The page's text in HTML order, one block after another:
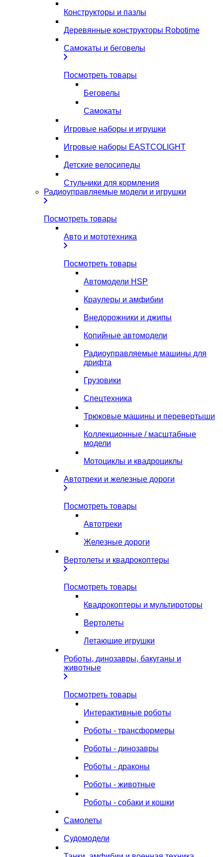
Конструкторы и пазлы
Деревянные конструкторы Robotime
Самокаты и беговелы
Посмотреть товары
Беговелы
Самокаты
Игровые наборы и игрушки
Игровые наборы EASTCOLIGHT
Детские велосипеды
Стульчики для кормления
Радиоуправляемые модели и игрушки
Посмотреть товары
Авто и мототехника
Посмотреть товары
Автомодели HSP
Краулеры и амфибии
Внедорожники и джипы
Копийные автомодели
Радиоуправляемые машины для
дрифта
Грузовики
Спецтехника
Трюковые машины и перевертыши
Коллекционные / масштабные
модели
Мотоциклы и квадроциклы
Автотреки и железные дороги
Посмотреть товары
Автотреки
Железные дороги
Вертолеты и квадрокоптеры
Посмотреть товары
Квадрокоптеры и мультироторы
Вертолеты
Летающие игрушки
Роботы, динозавры, бакуганы и
животные
Посмотреть товары
Интерактивные роботы
Роботы - трансформеры
Роботы - динозавры
Роботы - драконы
Роботы - животные
Роботы - собаки и кошки
Самолеты
Судомодели